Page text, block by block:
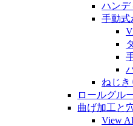
ハンデ
手動式
ねじき
ロールグル
曲げ加工と
View